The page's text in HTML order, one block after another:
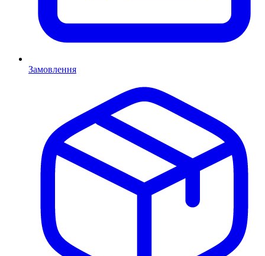
Замовлення